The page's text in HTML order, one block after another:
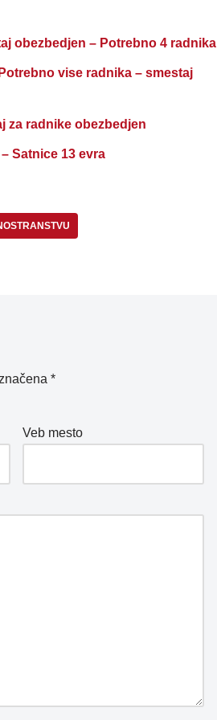
obezbedjen – Potrebno 4 radnika
vise radnika – smestaj
za radnike obezbedjen
Satnice 13 evra
*
Veb mesto